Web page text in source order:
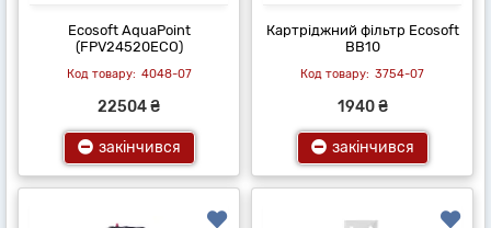
Ecosoft AquaPoint
(FPV24520ECO)
4048-07
22504 ₴
закінчився
Картріджний фільтр Ecosoft
BB10
3754-07
1940 ₴
закінчився